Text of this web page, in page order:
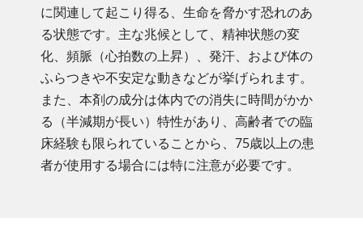
に関連して起こり得る、生命を脅かす恐れのあ
る状態です。主な兆候として、精神状態の変
化、頻脈（心拍数の上昇）、発汗、および体の
ふらつきや不安定な動きなどが挙げられます。
また、本剤の成分は体内での消失に時間がかか
る（半減期が長い）特性があり、高齢者での臨
床経験も限られていることから、75歳以上の患
者が使用する場合には特に注意が必要です。